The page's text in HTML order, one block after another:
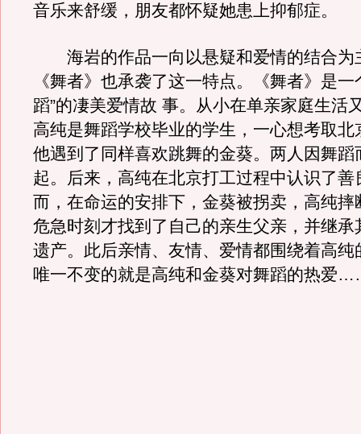
音乐来舒缓，朋友都怀疑她患上抑郁症。
海岩的作品一向以悬疑和爱情的结合为
《舞者》也承袭了这一特点。《舞者》是一
蹈”的凄美爱情故 事。从小在单亲家庭生活
高纯是舞蹈学校毕业的学生，一心想考取北
他遇到了同样喜欢跳舞的金葵。两人因舞蹈
起。后来，高纯在北京打工过程中认识了善
而，在命运的安排下，金葵被拐卖，高纯摔
危急时刻才找到了自己的亲生父亲，并继承
遗产。此后亲情、友情、爱情都围绕着高纯
唯一不变的就是高纯和金葵对舞蹈的热爱